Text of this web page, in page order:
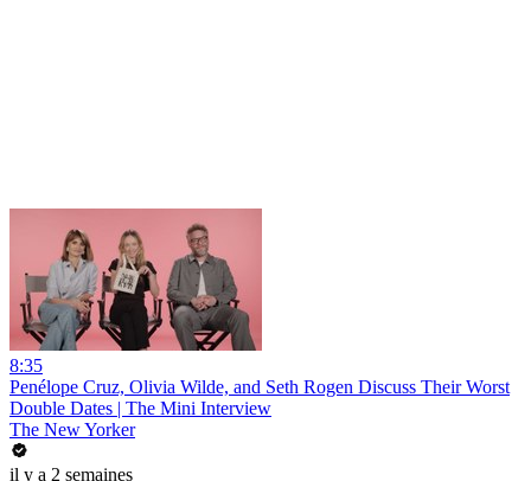
8:35
Penélope Cruz, Olivia Wilde, and Seth Rogen Discuss Their Worst
Double Dates | The Mini Interview
The New Yorker
il y a 2 semaines